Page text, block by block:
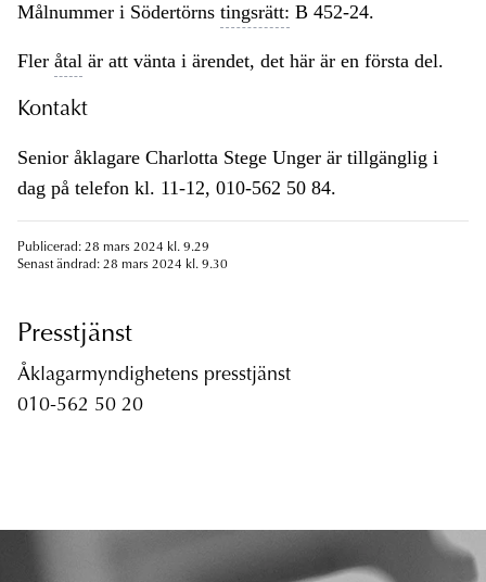
Målnummer i Södertörns tingsrätt: B 452-24.
Fler åtal är att vänta i ärendet, det här är en första del.
Kontakt
Senior åklagare Charlotta Stege Unger är tillgänglig i
dag på telefon kl. 11-12, 010-562 50 84.
Publicerad: 28 mars 2024 kl. 9.29
Senast ändrad: 28 mars 2024 kl. 9.30
Presstjänst
Åklagarmyndighetens presstjänst
010-562 50 20